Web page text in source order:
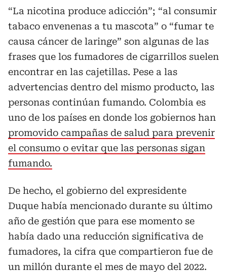
“La nicotina produce adicción”; “al consumir
tabaco envenenas a tu mascota” o “fumar te
causa cáncer de laringe” son algunas de las
frases que los fumadores de cigarrillos suelen
encontrar en las cajetillas. Pese a las
advertencias dentro del mismo producto, las
personas continúan fumando. Colombia es
uno de los países en donde los gobiernos han
promovido campañas de salud para prevenir
el consumo o evitar que las personas sigan
fumando.
De hecho, el gobierno del expresidente
Duque había mencionado durante su último
año de gestión que para ese momento se
había dado una reducción significativa de
fumadores, la cifra que compartieron fue de
un millón durante el mes de mayo del 2022.